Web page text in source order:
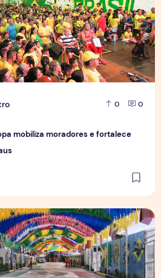
0 0
mobiliza moradores e fortalece
Os preparativos da Semulsp